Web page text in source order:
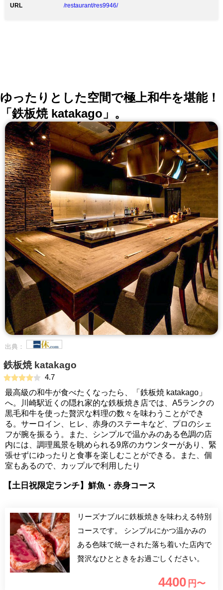
URL
/restaurant/res9946/
ゆったりとした空間で極上和牛を堪能！
「鉄板焼 katakago」。
出典：
鉄板焼 katakago
4.7
最高級の和牛が食べたくなったら、「鉄板焼 katakago」
へ。川崎駅近くの隠れ家的な鉄板焼き店では、A5ランクの
黒毛和牛を使った贅沢な料理の数々を味わうことができ
る。サーロイン、ヒレ、赤身のステーキなど、プロのシェ
フが腕を振るう。また、シンプルで温かみのある色調の店
内には、調理風景を眺められる9席のカウンターがあり、緊
張せずにゆったりと食事を楽しむことができる。また、個
室もあるので、カップルで利用したり
【土日祝限定ランチ】鮮魚・赤身コース
リーズナブルに鉄板焼きを味わえる特別
コースです。 シンプルにかつ温かみの
ある色味で統一された落ち着いた店内で
贅沢なひとときをお過ごしください。
4400 円〜